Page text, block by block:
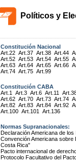
Políticos y
Constitución Nacional
Art.22 Art.37 Art.38 Art.44
Art.52 Art.53 Art.54 Art.55
Art.63 Art.64 Art.65 Art.66
Art.74 Art.75 Art.99
Constitución CABA
Art.1
Art.3 Art.6 Art.11
Art.62 Art.70 Art.73 Art.74
Art.82 Art.83 Art.84 Art.92
Art.100 Art.101 Art.136
Normas Supranacionales:
Declaración Americana de
Convención Americana
Costa Rica"
Pacto internacional de
Protocolo Facultativo del